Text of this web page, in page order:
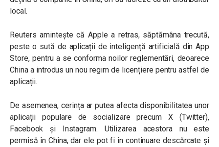
local.
Reuters amintește că Apple a retras, săptămâna trecută,
peste o sută de aplicații de inteligență artificială din App
Store, pentru a se conforma noilor reglementări, deoarece
China a introdus un nou regim de licențiere pentru astfel de
aplicații.
De asemenea, cerința ar putea afecta disponibilitatea unor
aplicații populare de socializare precum X (Twitter),
Facebook și Instagram. Utilizarea acestora nu este
permisă în China, dar ele pot fi în continuare descărcate și